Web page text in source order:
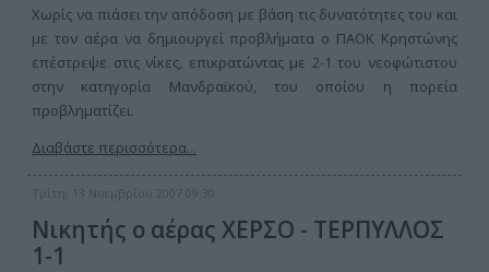
Χωρίς να πιάσει την απόδοση με βάση τις δυνατότητες του και
με τον αέρα να δημιουργεί προβλήματα ο ΠΑΟΚ Κρηστώνης
επέστρεψε στις νίκες, επικρατώντας με 2-1 του νεοφώτιστου
στην κατηγορία Μανδραϊκού, του οποίου η πορεία
προβληματίζει.
Διαβάστε περισσότερα...
Τρίτη, 13 Νοεμβρίου 2007 09:30
Νικητής ο αέρας ΧΕΡΣΟ - ΤΕΡΠΥΛΛΟΣ
1-1